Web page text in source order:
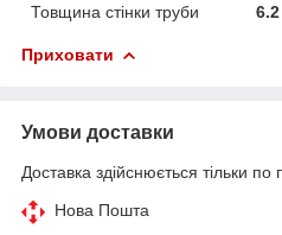
Товщина стінки труби
6.2
Приховати
Умови доставки
Доставка здійснюється тільки по
Нова Пошта